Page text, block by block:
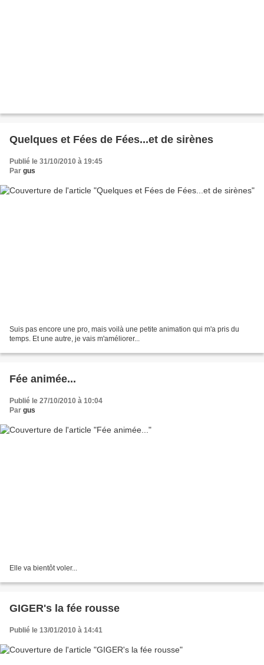
Quelques et Fées de Fées...et de sirènes
Publié le 31/10/2010 à 19:45
Par gus
Suis pas encore une pro, mais voilà une petite animation qui m'a pris du
temps. Et une autre, je vais m'améliorer...
Fée animée...
Publié le 27/10/2010 à 10:04
Par gus
Elle va bientôt voler...
GIGER's la fée rousse
Publié le 13/01/2010 à 14:41